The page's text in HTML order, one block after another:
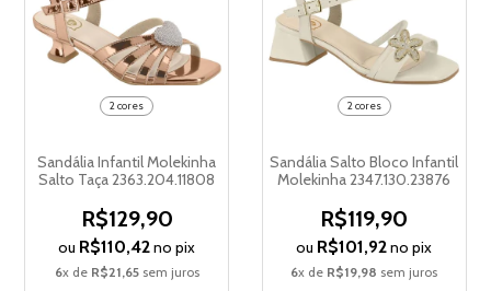
2 cores
Sandália Infantil Molekinha
Salto Taça 2363.204.11808
R$129,90
ou R$110,42no pix
6x de R$21,65sem juros
2 cores
Sandália Salto Bloco Infantil
Molekinha 2347.130.23876
R$119,90
ou R$101,92no pix
6x de R$19,98 sem juros